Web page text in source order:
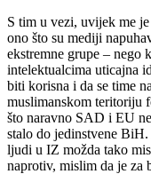
S tim u vezi, uvijek me
ono što su mediji
ekstremne grupe –
intelektualcima uticajna
biti korisna i da se time
muslimanskom teritoriju
što naravno SAD i EU
stalo do jedinstvene
ljudi u IZ možda tako
naprotiv, mislim da je za